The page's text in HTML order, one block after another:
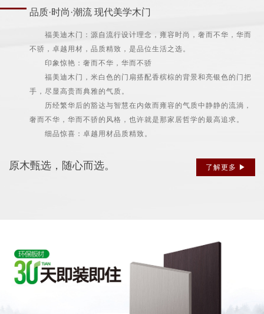
品质·时尚·潮流 现代美学木门
福美迪木门：源自流行设计理念，雍容时尚，奢而不华，华而
不骄，卓越用材，品质精致，是品位生活之选。
印象惊艳：奢而不华，华而不骄
福美迪木门，米白色的门扇搭配香槟棕的背景和亮银色的门把
手，尽显高贵而典雅的气质。
历经繁华后的豁达与智慧在内敛而雍容的气质中静静的流淌，
奢而不华，华而不骄的风格，也许就是那家居哲学的最高追求。
细品惊喜：卓越用材品质精致。
了解更多 ▶
原木甄选，随心而选。